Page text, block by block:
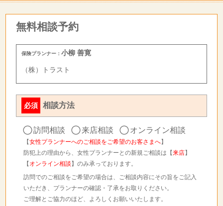
無料相談予約
保険プランナー：小柳 善寛
（株）トラスト
必須 相談方法
訪問相談 来店相談 オンライン相談
【女性プランナーへのご相談をご希望のお客さまへ】
防犯上の理由から、女性プランナーとの新規ご相談は【来店】
【 オンライン相談 】のみ承っております。
訪問でのご相談をご希望の場合は、ご相談内容にその旨をご記入
いただき、プランナーの確認・了承をお取りください。
ご理解とご協力のほど、よろしくお願いいたします。